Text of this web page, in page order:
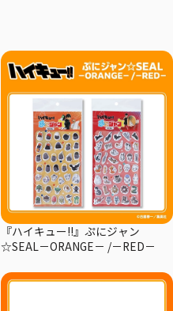
『ハイキュー!!』ぷにジャン
☆SEAL－ORANGE－ /－RED－